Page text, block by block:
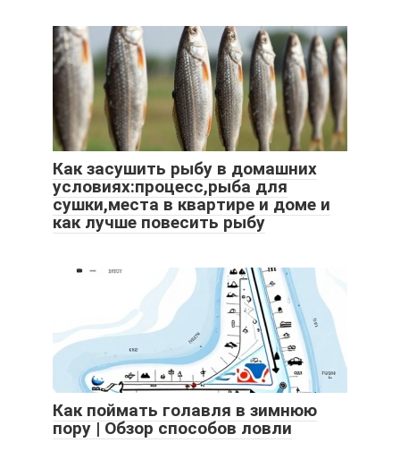
Как засушить рыбу в домашних
условиях:процесс,рыба для
сушки,места в квартире и доме и
как лучше повесить рыбу
Как поймать голавля в зимнюю
пору | Обзор способов ловли